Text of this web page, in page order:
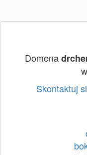
Domena
w
Skontaktuj